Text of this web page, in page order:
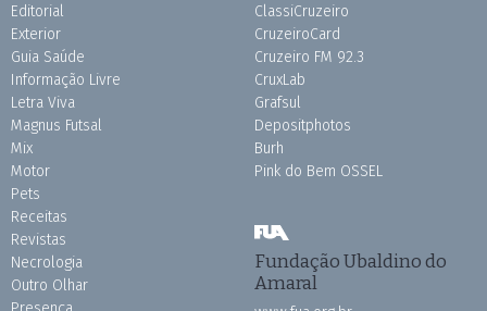
Editorial
Exterior
Guia Saúde
Informação Livre
Letra Viva
Magnus Futsal
Mix
Motor
Pets
Receitas
Revistas
Necrologia
Outro Olhar
ClassiCruzeiro
CruzeiroCard
Cruzeiro FM 92.3
CruxLab
Grafsul
Depositphotos
Burh
Pink do Bem OSSEL
Fundação Ubaldino do
Amaral